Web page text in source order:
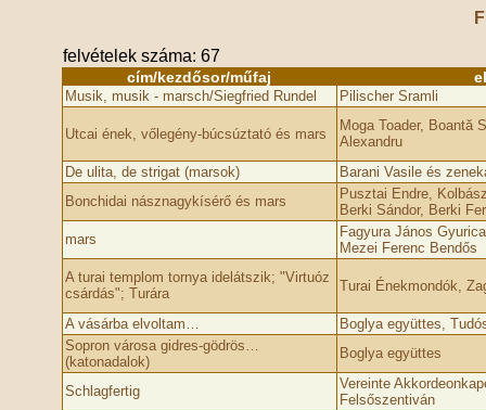
felvételek száma: 67
cím/kezdősor/műfaj
Musik, musik - marsch/Siegfried Rundel Pilischer Sramli
Utcai ének, vőlegény-búcsúztató és mars
Moga Toader, Boantă
Alexandru
De ulita, de strigat (marsok)
Barani Vasile és
Bonchidai násznagykísérő és mars
Pusztai Endre,
Berki Sándor, Berki
mars
Fagyura János
Mezei Ferenc Bendős
A turai templom tornya idelátszik; "Virtuóz
csárdás"; Turára
Turai Énekmondók,
A vásárba elvoltam…
Boglya együttes,
Sopron városa gidres-gödrös…
(katonadalok)
Boglya együttes
Schlagfertig
Vereinte
Felsőszentiván